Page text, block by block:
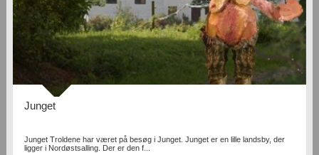
Junget
Junget Troldene har været på besøg i Junget. Junget er en lille landsby, der
ligger i Nordøstsalling. Der er den f...